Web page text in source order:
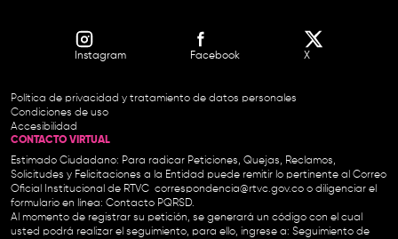
Instagram Facebook X
Política de privacidad y tratamiento de datos personales
Condiciones de uso
Accesibilidad
CONTACTO VIRTUAL
Estimado Ciudadano: Para radicar Peticiones, Quejas, Reclamos,
Solicitudes y Felicitaciones a la Entidad puede remitir lo pertinente al Correo
Oficial Institucional de RTVC correspondencia@rtvc.gov.co o diligenciar el
formulario en línea: Contacto PQRSD.
Al momento de registrar su petición, se generará un código con el cual
usted podrá realizar el seguimiento, para ello, ingrese a: Seguimiento de